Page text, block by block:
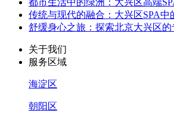
传统与现代的融合：大兴区SPA中
舒缓身心之旅：探索北京大兴区的
关于我们
服务区域
海淀区
朝阳区